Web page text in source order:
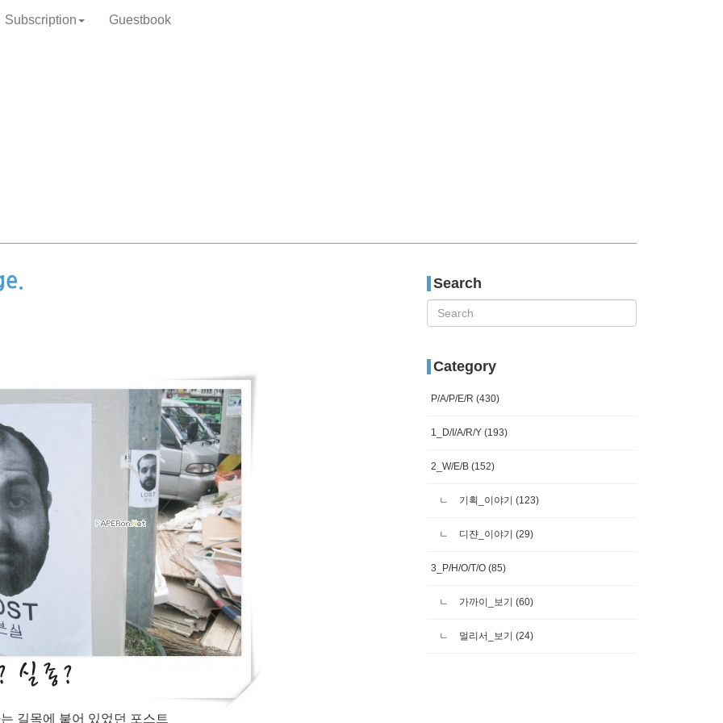
Subscription Guestbook
길목에 붙어 있었던 포스트
Search
Category
P/A/P/E/R (430)
1_D/I/A/R/Y (193)
2_W/E/B (152)
기획_이야기 (123)
디쟌_이야기 (29)
3_P/H/O/T/O (85)
가까이_보기 (60)
멀리서_보기 (24)